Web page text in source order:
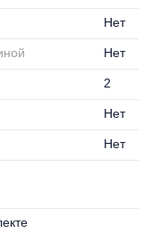
Нет
Нет
2
Нет
Нет